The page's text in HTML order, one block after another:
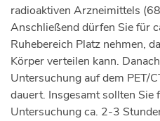
radioaktiven Arzneimittels
Anschließend dürfen Sie für
Ruhebereich Platz nehmen,
Körper verteilen kann.
Untersuchung auf dem PET/
dauert. Insgesamt sollten Sie
Untersuchung ca. 2-3